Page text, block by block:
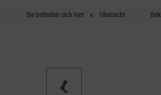
Sie befinden sich hier: Übersicht